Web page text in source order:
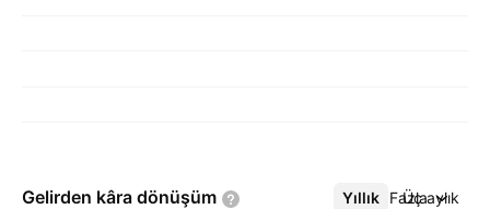
Gelirden kâra dönüşüm Yıllık Üç aylık
Daha Fazla